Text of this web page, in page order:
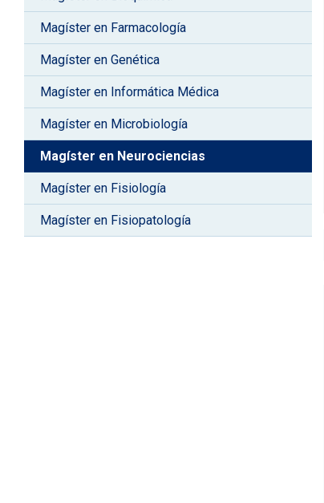
Magíster en Farmacología
Magíster en Genética
Magíster en Informática Médica
Magíster en Microbiología
Magíster en Neurociencias
Magíster en Fisiología
Magíster en Fisiopatología